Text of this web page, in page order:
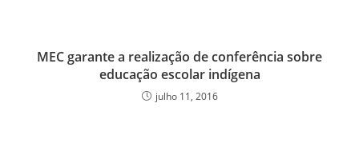
MEC garante a realização de conferência sobre
educação escolar indígena
julho 11, 2016